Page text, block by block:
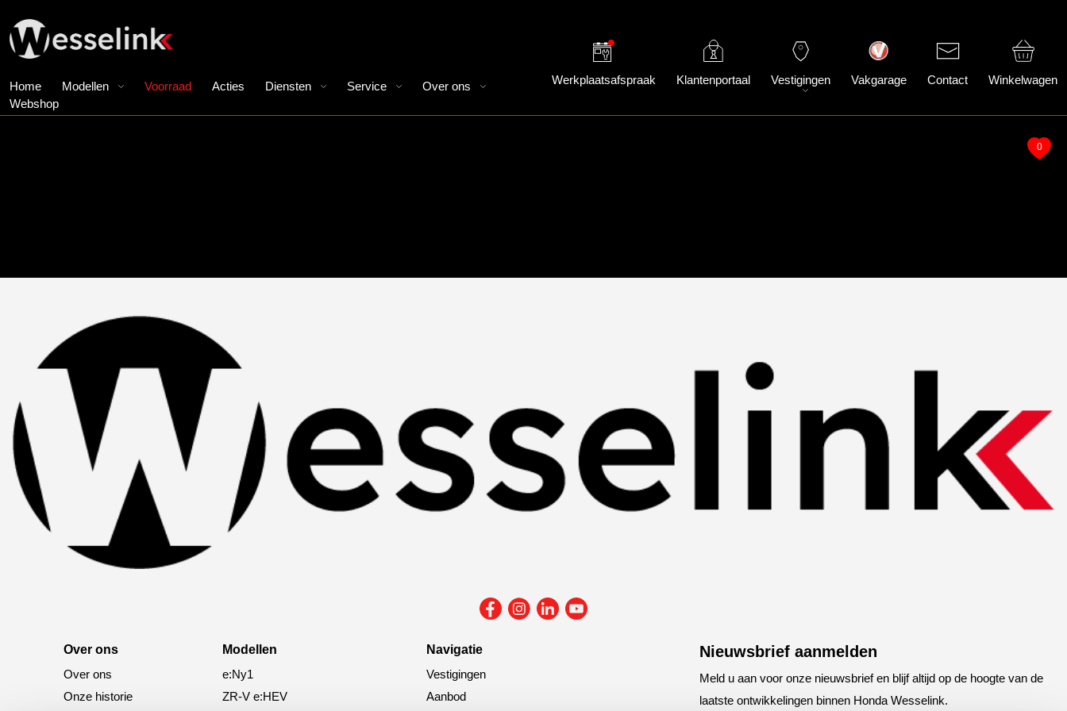
Home Modellen Voorraad Acties Diensten Service
Over ons
Webshop
Werkplaatsafspraak Klantenportaal Vestigingen Vakgarage Contact Winkelwagen
0
Over ons
Over ons
Onze historie
Modellen
e:Ny1
ZR-V e:HEV
Navigatie
Vestigingen
Aanbod
Nieuwsbrief aanmelden
Meld u aan voor onze nieuwsbrief en blijf altijd op de hoogte van de
laatste ontwikkelingen binnen Honda Wesselink.